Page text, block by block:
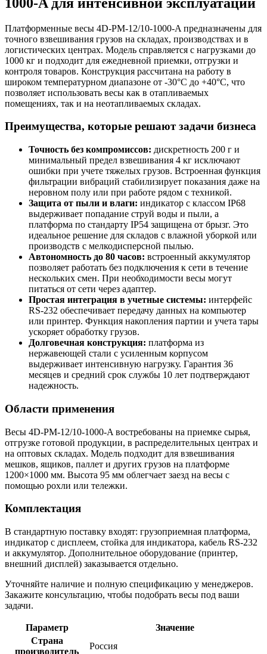
Платформенные весы 4D-PM-12/10-1000-A предназначены для
точного взвешивания грузов на складах, производствах и в
логистических центрах. Модель справляется с нагрузками до
1000 кг и подходит для ежедневной приемки, отгрузки и
контроля товаров. Конструкция рассчитана на работу в
широком температурном диапазоне от -30°C до +40°C, что
позволяет использовать весы как в отапливаемых
помещениях, так и на неотапливаемых складах.
Преимущества, которые решают задачи бизнеса
Точность без компромиссов: дискретность 200 г и
минимальный предел взвешивания 4 кг исключают
ошибки при учете тяжелых грузов. Встроенная функция
фильтрации вибраций стабилизирует показания даже на
неровном полу или при работе рядом с техникой.
Защита от пыли и влаги: индикатор с классом IP68
выдерживает попадание струй воды и пыли, а
платформа по стандарту IP54 защищена от брызг. Это
идеальное решение для складов с влажной уборкой или
производств с мелкодисперсной пылью.
Автономность до 80 часов: встроенный аккумулятор
позволяет работать без подключения к сети в течение
нескольких смен. При необходимости весы могут
питаться от сети через адаптер.
Простая интеграция в учетные системы: интерфейс
RS-232 обеспечивает передачу данных на компьютер
или принтер. Функция накопления партии и учета тары
ускоряет обработку грузов.
Долговечная конструкция: платформа из
нержавеющей стали с усиленным корпусом
выдерживает интенсивную нагрузку. Гарантия 36
месяцев и средний срок службы 10 лет подтверждают
надежность.
Области применения
Весы 4D-PM-12/10-1000-A востребованы на приемке сырья,
отгрузке готовой продукции, в распределительных центрах и
на оптовых складах. Модель подходит для взвешивания
мешков, ящиков, паллет и других грузов на платформе
1200×1000 мм. Высота 95 мм облегчает заезд на весы с
помощью рохли или тележки.
Комплектация
В стандартную поставку входят: грузоприемная платформа,
индикатор с дисплеем, стойка для индикатора, кабель RS-232
и аккумулятор. Дополнительное оборудование (принтер,
внешний дисплей) заказывается отдельно.
Уточняйте наличие и полную спецификацию у менеджеров.
Закажите консультацию, чтобы подобрать весы под ваши
задачи.
Параметр
Значение
Страна
производитель
Россия